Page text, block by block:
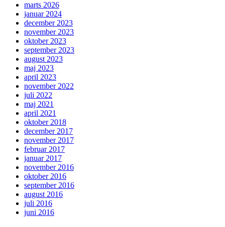
marts 2026
januar 2024
december 2023
november 2023
oktober 2023
september 2023
august 2023
maj 2023
april 2023
november 2022
juli 2022
maj 2021
april 2021
oktober 2018
december 2017
november 2017
februar 2017
januar 2017
november 2016
oktober 2016
september 2016
august 2016
juli 2016
juni 2016